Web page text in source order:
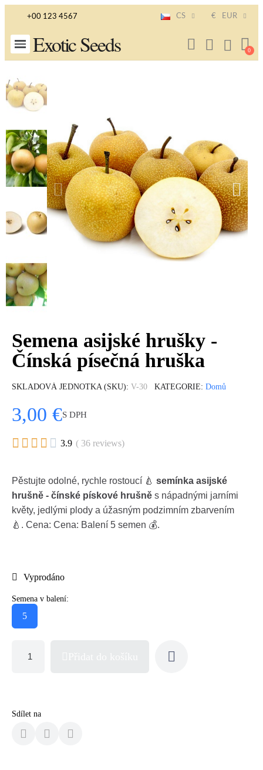
+00 123 4567 CS € EUR
Exotic Seeds
Semena asijské hrušky -
Čínská písečná hruška
SKLADOVÁ JEDNOTKA (SKU) V-30 KATEGORIE Domů
3,00 €S DPH
     3.9 ( 36 reviews)
Pěstujte odolné, rychle rostoucí 🍐 semínka asijské
hrušně - čínské pískové hrušně s nápadnými jarními
květy, jedlými plody a úžasným podzimním zbarvením
🍐. Cena: Cena: Balení 5 semen 💰.
Vyprodáno
Semena v balení:
5
Sdílet na